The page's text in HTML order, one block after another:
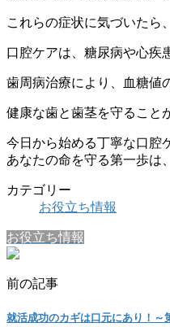
これらの症状に気づいたら
口腔ケアは、糖尿病や心疾
歯周病治療により、血糖値
健康な歯と歯茎を守ること
今日から始める丁寧な口腔
あなたの命を守る第一歩は
カテゴリー
お役立ち情報
お役立ち情報
前の記事
就活成功のカギは口元にあり！～